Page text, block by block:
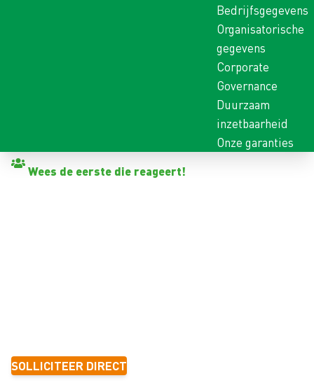
Bedrijfsgegevens
Organisatorische
gegevens
Corporate
Governance
Duurzaam
inzetbaarheid
Onze garanties
Wees de eerste die reageert!
SOLLICITEER DIRECT